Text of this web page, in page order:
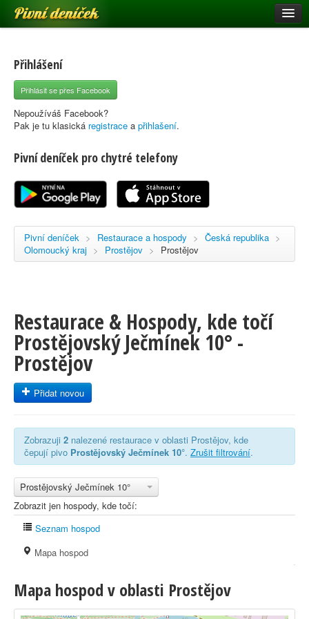
Pivní deníček
Pivní mapa
Pivní značky
Nápověda
Registrace
Přihlášení
Přihlásit se přes Facebook
Nepoužíváš Facebook?
Pak je tu klasická registrace a přihlašení.
Pivní deníček pro chytré telefony
Pivní deníček > Restaurace a hospody > Česká republika >
Olomoucký kraj > Prostějov > Prostějov
Restaurace & Hospody, kde točí
Prostějovský Ječmínek 10° -
Prostějov
Přidat novou
Zobrazuji 2 nalezené restaurace v oblasti Prostějov, kde
čepují pivo Prostějovský Ječmínek 10°. Zrušit filtrování.
Prostějovský Ječmínek 10°
Zobrazit jen hospody, kde točí:
Seznam hospod
Mapa hospod
Mapa hospod v oblasti Prostějov